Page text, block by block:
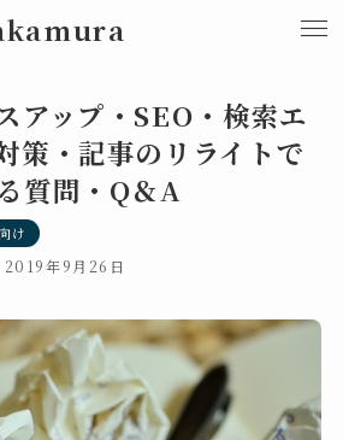
アップ・SEO・検索エ
策・記事のリライトで
質問・Q＆A
け
2019年9月26日